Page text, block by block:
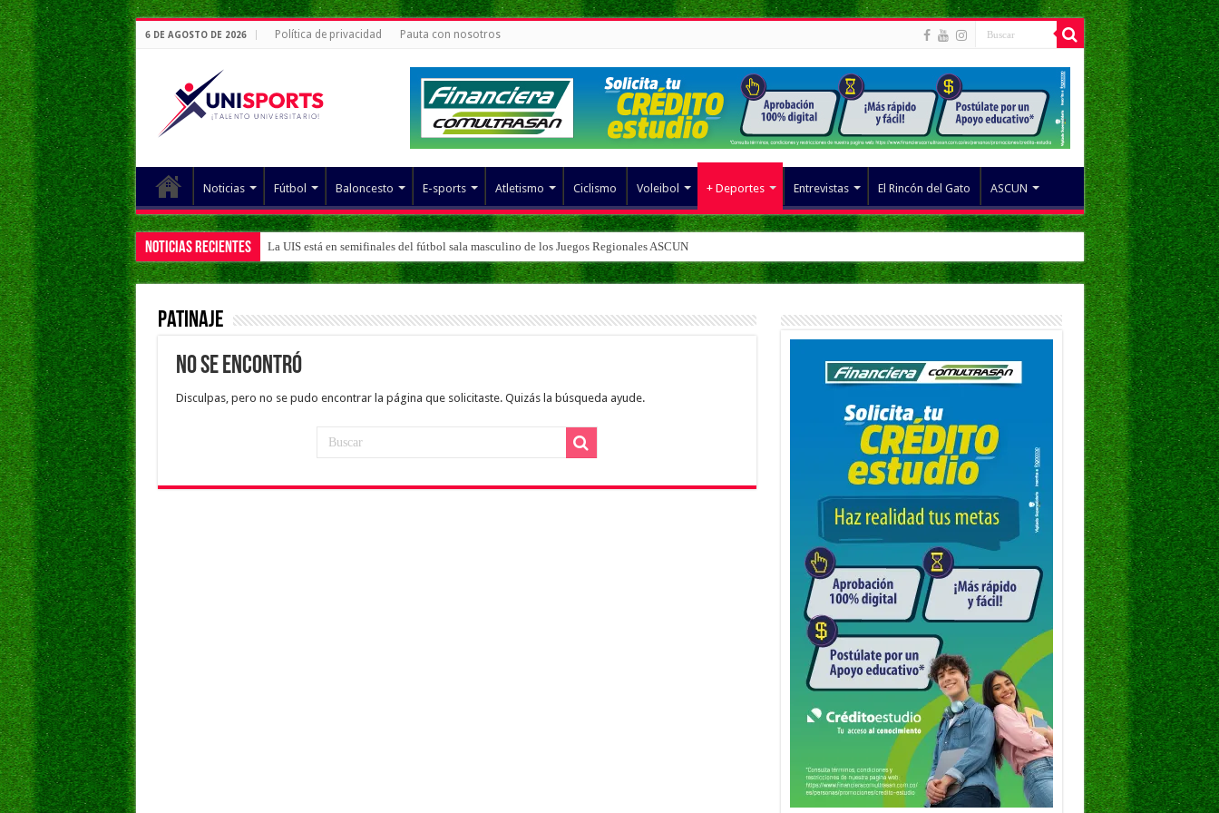
6 DE AGOSTO DE 2026 Política de privacidad Pauta con nosotros
Noticias Fútbol Baloncesto E-sports Atletismo Ciclismo Voleibol + Deportes Entrevistas El Rincón del Gato ASCUN
Noticias Recientes La UIS está en semifinales del fútbol sala masculino de los Juegos Regionales ASCUN
Patinaje
No se encontró
Disculpas, pero no se pudo encontrar la página que solicitaste. Quizás la búsqueda ayude.